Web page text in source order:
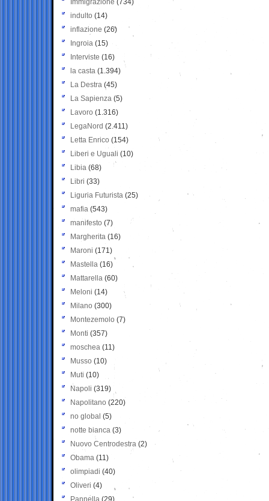
Immigrazione (734)
indulto (14)
inflazione (26)
Ingroia (15)
Interviste (16)
la casta (1.394)
La Destra (45)
La Sapienza (5)
Lavoro (1.316)
LegaNord (2.411)
Letta Enrico (154)
Liberi e Uguali (10)
Libia (68)
Libri (33)
Liguria Futurista (25)
mafia (543)
manifesto (7)
Margherita (16)
Maroni (171)
Mastella (16)
Mattarella (60)
Meloni (14)
Milano (300)
Montezemolo (7)
Monti (357)
moschea (11)
Musso (10)
Muti (10)
Napoli (319)
Napolitano (220)
no global (5)
notte bianca (3)
Nuovo Centrodestra (2)
Obama (11)
olimpiadi (40)
Oliveri (4)
Pannella (29)